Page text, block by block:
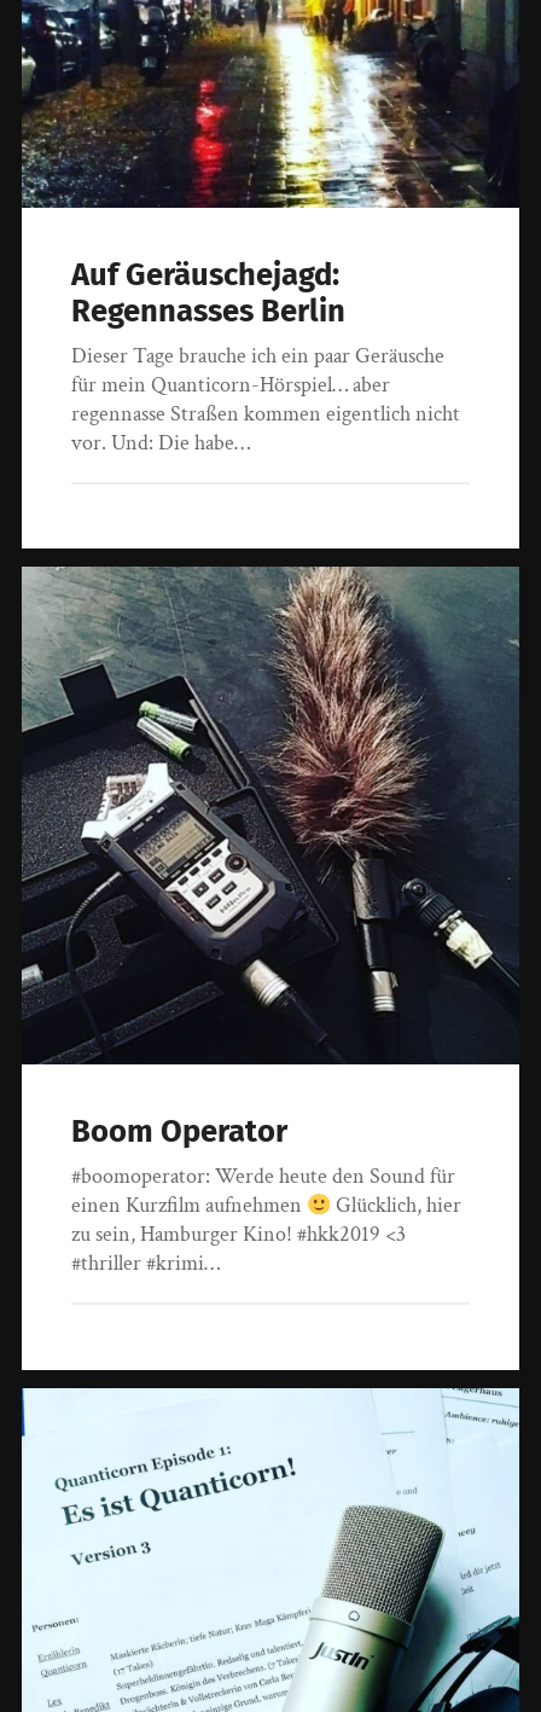
Auf Geräuschejagd:
Regennasses Berlin
Dieser Tage brauche ich ein paar Geräusche
für mein Quanticorn-Hörspiel… aber
regennasse Straßen kommen eigentlich nicht
vor. Und: Die habe…
Boom Operator
#boomoperator: Werde heute den Sound für
einen Kurzfilm aufnehmen
Glücklich, hier
zu sein, Hamburger Kino! #hkk2019 <3
#thriller #krimi…